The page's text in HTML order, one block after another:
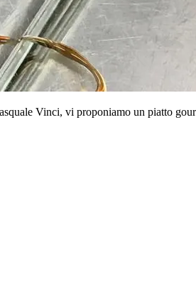
Vinci, vi proponiamo un piatto